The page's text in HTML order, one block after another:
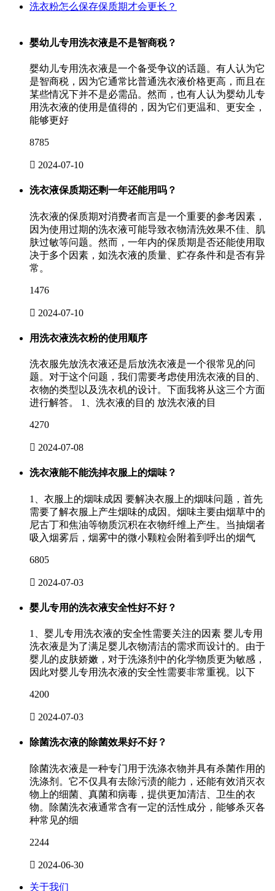
洗衣粉怎么保存保质期才会更长？
婴幼儿专用洗衣液是不是智商税？
婴幼儿专用洗衣液是一个备受争议的话题。有人认为它
是智商税，因为它通常比普通洗衣液价格更高，而且在
某些情况下并不是必需品。然而，也有人认为婴幼儿专
用洗衣液的使用是值得的，因为它们更温和、更安全，
能够更好
8785
 2024-07-10
洗衣液保质期还剩一年还能用吗？
洗衣液的保质期对消费者而言是一个重要的参考因素，
因为使用过期的洗衣液可能导致衣物清洗效果不佳、肌
肤过敏等问题。然而，一年内的保质期是否还能使用取
决于多个因素，如洗衣液的质量、贮存条件和是否有异
常。
1476
 2024-07-10
用洗衣液洗衣粉的使用顺序
洗衣服先放洗衣液还是后放洗衣液是一个很常见的问
题。对于这个问题，我们需要考虑使用洗衣液的目的、
衣物的类型以及洗衣机的设计。下面我将从这三个方面
进行解答。 1、洗衣液的目的 放洗衣液的目
4270
 2024-07-08
洗衣液能不能洗掉衣服上的烟味？
1、衣服上的烟味成因 要解决衣服上的烟味问题，首先
需要了解衣服上产生烟味的成因。烟味主要由烟草中的
尼古丁和焦油等物质沉积在衣物纤维上产生。当抽烟者
吸入烟雾后，烟雾中的微小颗粒会附着到呼出的烟气
6805
 2024-07-03
婴儿专用的洗衣液安全性好不好？
1、婴儿专用洗衣液的安全性需要关注的因素 婴儿专用
洗衣液是为了满足婴儿衣物清洁的需求而设计的。由于
婴儿的皮肤娇嫩，对于洗涤剂中的化学物质更为敏感，
因此对婴儿专用洗衣液的安全性需要非常重视。以下
4200
 2024-07-03
除菌洗衣液的除菌效果好不好？
除菌洗衣液是一种专门用于洗涤衣物并具有杀菌作用的
洗涤剂。它不仅具有去除污渍的能力，还能有效消灭衣
物上的细菌、真菌和病毒，提供更加清洁、卫生的衣
物。除菌洗衣液通常含有一定的活性成分，能够杀灭各
种常见的细
2244
 2024-06-30
关于我们